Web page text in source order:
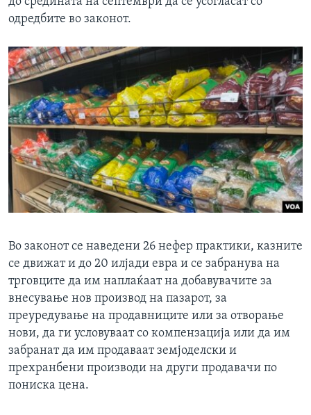
одредбите во законот.
Во законот се наведени 26 нефер практики, казните
се движат и до 20 илјади евра и се забранува на
трговците да им наплаќаат на добавувачите за
внесување нов производ на пазарот, за
преуредување на продавниците или за отворање
нови, да ги условуваат со компензација или да им
забранат да им продаваат земјоделски и
прехранбени производи на други продавачи по
пониска цена.